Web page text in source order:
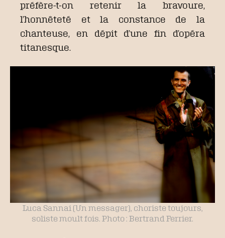
préfère-t-on retenir la bravoure,
l’honnêteté et la constance de la
chanteuse, en dépit d’une fin d’opéra
titanesque.
Luca Sannai (Un messager), choriste toujours,
soliste moult fois. Photo : Bertrand Ferrier.